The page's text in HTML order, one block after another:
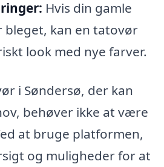
Hvis din gamle
kan en tatovør
look med nye farver.
i Søndersø, der kan
behøver ikke at være
at bruge platformen,
og muligheder for at